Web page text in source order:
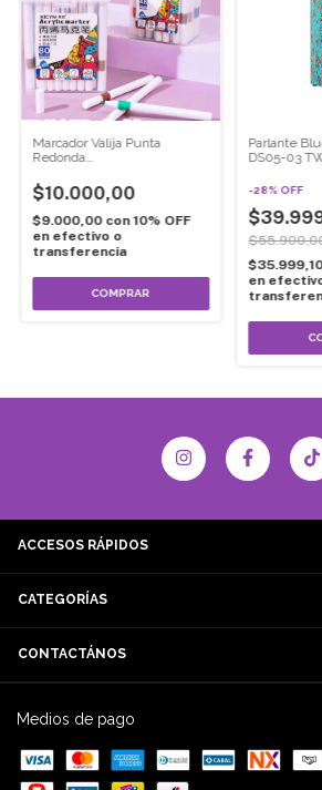
Marcador Valija Punta
Redonda
$10.000,00
$9.000,00 con 10% OFF
en efectivo o
transferencia
COMPRAR
Parlante
DS05-03
-28%OFF
en
ACCESOS RÁPIDOS
CATEGORÍAS
CONTACTÁNOS
Medios de pago